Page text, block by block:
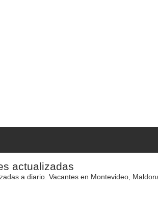
actualizadas
a diario. Vacantes en Montevideo,